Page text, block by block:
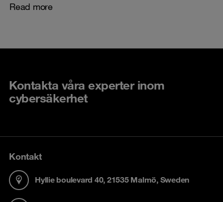
Read more
Kontakta våra experter inom
cybersäkerhet
Kontakt
Hyllie boulevard 40, 21535 Malmö, Sweden